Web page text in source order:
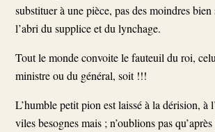
substituer à une pièce, pas des moindres
l’abri du supplice et du lynchage.
Tout le monde convoite le fauteuil du roi,
ministre ou du général, soit !!!
L’humble petit pion est laissé à la dérision, à
viles besognes mais ; n’oublions pas